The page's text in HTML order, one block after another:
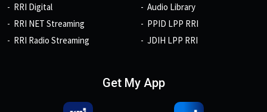
RRI Digital
RRI NET Streaming
RRI Radio Streaming
Audio Library
PPID LPP RRI
JDIH LPP RRI
Get My App